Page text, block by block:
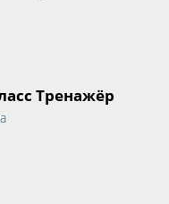
Тренажёр